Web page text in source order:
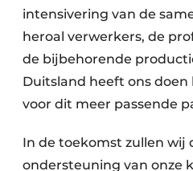
Werben
intensivering van de
heroal verwerkers, de
de bijbehorende
Duitsland heeft ons doen
voor dit meer passende
In de toekomst zullen wij
ondersteuning van onze